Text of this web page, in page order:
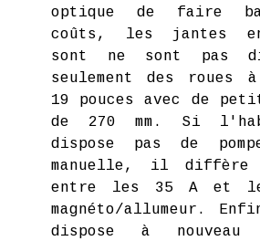
optique de faire
coûts, les jantes
sont ne sont pas
seulement des roues
19 pouces avec de
de 270 mm. Si
dispose pas de
manuelle, il diffère
entre les 35 A et
magnéto/allumeur.
dispose à